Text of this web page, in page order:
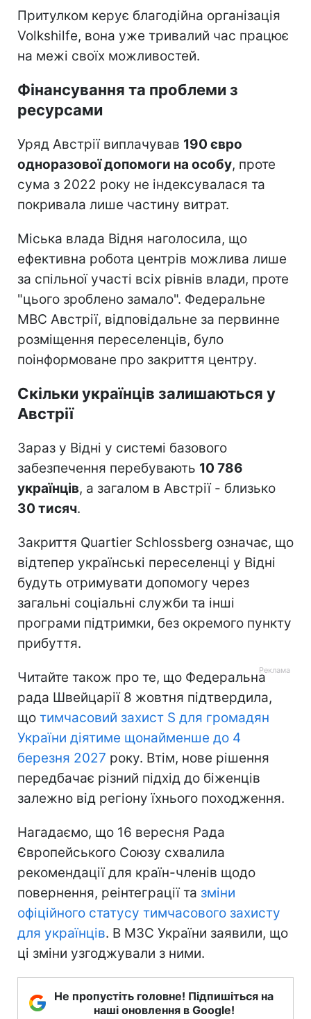
Притулком керує благодійна організація
Volkshilfe, вона уже тривалий час працює
на межі своїх можливостей.
Фінансування та проблеми з
ресурсами
Уряд Австрії виплачував 190 євро
одноразової допомоги на особу, проте
сума з 2022 року не індексувалася та
покривала лише частину витрат.
Міська влада Відня наголосила, що
ефективна робота центрів можлива лише
за спільної участі всіх рівнів влади, проте
"цього зроблено замало". Федеральне
МВС Австрії, відповідальне за первинне
розміщення переселенців, було
поінформоване про закриття центру.
Скільки українців залишаються у
Австрії
Зараз у Відні у системі базового
забезпечення перебувають 10 786
українців, а загалом в Австрії - близько
30 тисяч.
Закриття Quartier Schlossberg означає, що
відтепер українські переселенці у Відні
будуть отримувати допомогу через
загальні соціальні служби та інші
програми підтримки, без окремого пункту
прибуття.
Читайте також про те, що Федеральна
рада Швейцарії 8 жовтня підтвердила,
що тимчасовий захист S для громадян
України діятиме щонайменше до 4
березня 2027 року. Втім, нове рішення
передбачає різний підхід до біженців
залежно від регіону їхнього походження.
Нагадаємо, що 16 вересня Рада
Європейського Союзу схвалила
рекомендації для країн-членів щодо
повернення, реінтеграції та зміни
офіційного статусу тимчасового захисту
для українців. В МЗС України заявили, що
ці зміни узгоджували з ними.
Не пропустіть головне! Підпишіться на
наші оновлення в Google!